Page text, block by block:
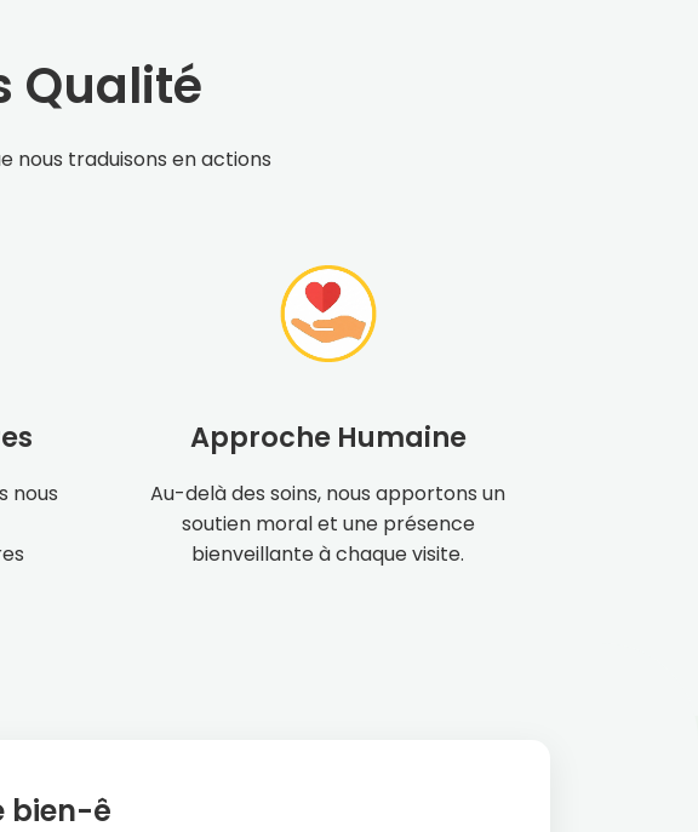
Qualité
nous traduisons en actions
nous
Approche Humaine
Au-delà des soins, nous apportons un
soutien moral et une présence
bienveillante à chaque visite.
être